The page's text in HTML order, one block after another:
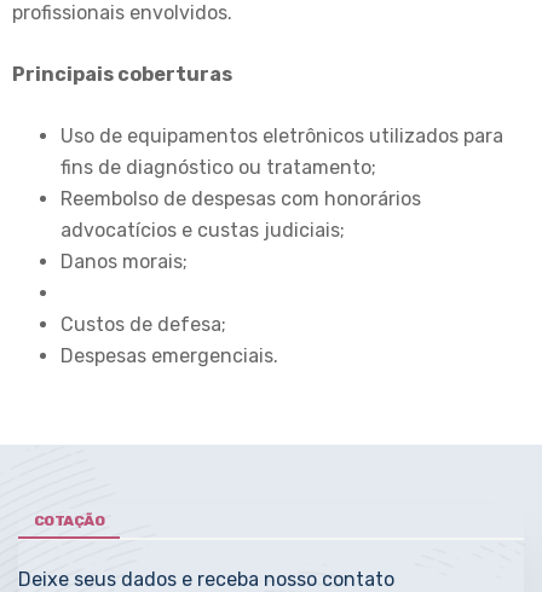
profissionais envolvidos.
Principais coberturas
Uso de equipamentos eletrônicos utilizados para
fins de diagnóstico ou tratamento;
Reembolso de despesas com honorários
advocatícios e custas judiciais;
Danos morais;
Custos de defesa;
Despesas emergenciais.
COTAÇÃO
Deixe seus dados e receba nosso contato